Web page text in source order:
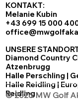
Diamond Country
Atzenbrugg
Halle Perschling |
Halle Reidling |
Reidling
UNSERE
KONTAKT:
Melanie Kubin
+43 699 15 000
© 2026 MW Golf